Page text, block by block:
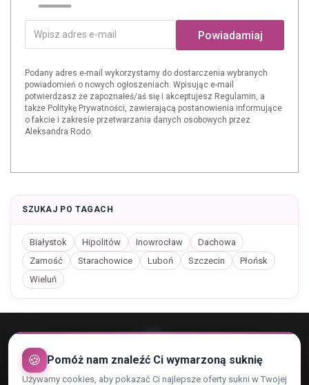
Powiadamiaj
Podany adres e-mail wykorzystamy do dostarczenia wybranych
powiadomień o nowych ogłoszeniach. Wpisując e-mail
potwierdzasz że zapoznałeś/aś się i akceptujesz Regulamin, a
także Politykę Prywatności, zawierającą postanowienia informujące
o fakcie i zakresie przetwarzania danych osobowych przez
Aleksandra Rodo.
SZUKAJ PO TAGACH
Białystok Hipolitów Inowrocław
Dachowa
Zamość
Starachowice Luboń Szczecin
Płońsk
Wieluń
🍪 Pomóż nam znaleźć Ci wymarzoną suknię
Używamy cookies, aby pokazać Ci najlepsze oferty sukni w Twojej